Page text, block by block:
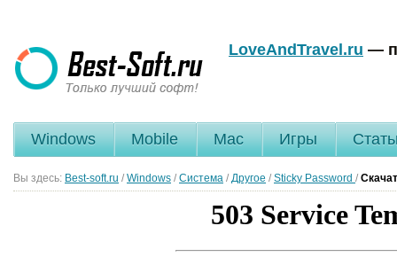
LoveAndTravel.ru —
Windows Mobile Mac Игры
Вы здесь: Best-soft.ru / Windows / Система / Другое / Sticky Password /